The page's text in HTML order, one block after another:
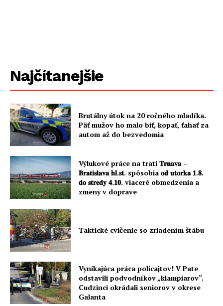
Najčítanejšie
Brutálny útok na 20 ročného mladíka.
Päť mužov ho malo biť, kopať, ťahať za
autom až do bezvedomia
Výlukové práce na trati 𝐓𝐫𝐧𝐚𝐯𝐚 –
𝐁𝐫𝐚𝐭𝐢𝐬𝐥𝐚𝐯𝐚 𝐡𝐥.𝐬𝐭. spôsobia 𝐨𝐝 𝐮𝐭𝐨𝐫𝐤𝐚 𝟏.𝟖.
𝐝𝐨 𝐬𝐭𝐫𝐞𝐝𝐲 𝟒.𝟏𝟎. viaceré obmedzenia a
zmeny v doprave
Taktické cvičenie so zriadením štábu
Vynikajúca práca policajtov! V Pate
odstavili podvodníkov „klampiarov“.
Cudzinci okrádali seniorov v okrese
Galanta